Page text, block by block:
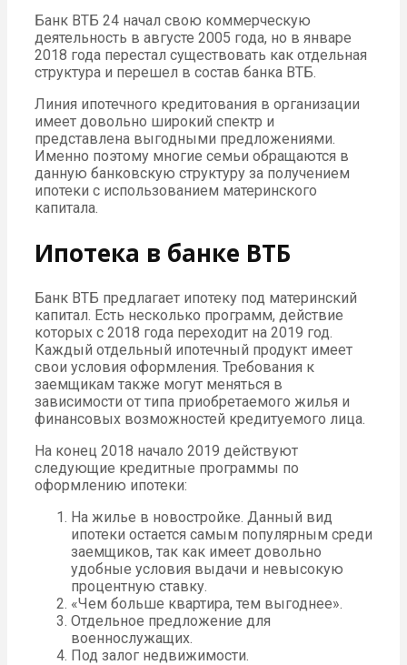
Банк ВТБ 24 начал свою коммерческую
деятельность в августе 2005 года, но в январе
2018 года перестал существовать как отдельная
структура и перешел в состав банка ВТБ.
Линия ипотечного кредитования в организации
имеет довольно широкий спектр и
представлена выгодными предложениями.
Именно поэтому многие семьи обращаются в
данную банковскую структуру за получением
ипотеки с использованием материнского
капитала.
Ипотека в банке ВТБ
Банк ВТБ предлагает ипотеку под материнский
капитал. Есть несколько программ, действие
которых с 2018 года переходит на 2019 год.
Каждый отдельный ипотечный продукт имеет
свои условия оформления. Требования к
заемщикам также могут меняться в
зависимости от типа приобретаемого жилья и
финансовых возможностей кредитуемого лица.
На конец 2018 начало 2019 действуют
следующие кредитные программы по
оформлению ипотеки:
На жилье в новостройке. Данный вид
ипотеки остается самым популярным среди
заемщиков, так как имеет довольно
удобные условия выдачи и невысокую
процентную ставку.
«Чем больше квартира, тем выгоднее».
Отдельное предложение для
военнослужащих.
Под залог недвижимости.